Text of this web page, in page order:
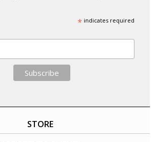
*indicates required
STORE